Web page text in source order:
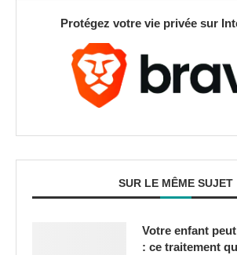
Protégez votre vie privée sur
SUR LE MÊME SUJET
Votre enfant
: ce traitement